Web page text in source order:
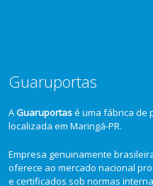
Guaruportas
AGuaruportasé uma fábrica de
localizada em Maringá-PR.
Empresa genuinamente
oferece ao mercado nacional
e certificados sob normas